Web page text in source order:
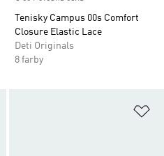
Tenisky Campus 00s Comfort
Closure Elastic Lace
Deti Originals
8 farby
Pridať do zoznamu želaných